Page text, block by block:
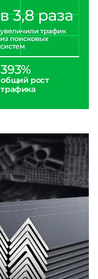
393%
общий рост
трафика